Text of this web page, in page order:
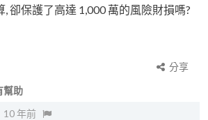
卻保護了高達 1,000 萬的風險財損嗎?
分享
幫助
10 年前